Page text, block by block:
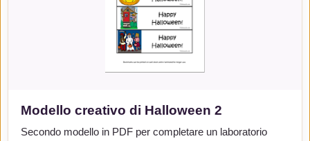
Modello creativo di Halloween 2
Secondo modello in PDF per completare un laboratorio